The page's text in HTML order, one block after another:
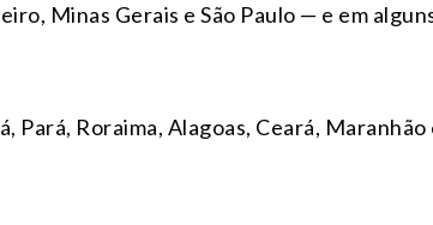
Minas Gerais e São Paulo — e em
Pará, Roraima, Alagoas, Ceará,